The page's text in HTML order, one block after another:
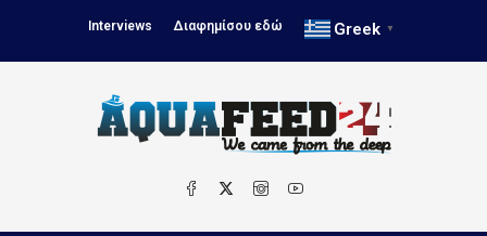
Interviews Διαφημίσου εδώ Greek ▼